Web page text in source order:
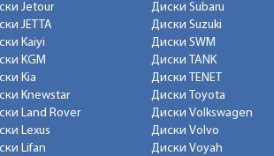
Jetour
JETTA
Kaiyi
KGM
Kia
Knewstar
Land Rover
Lexus
Lifan
Диски Subaru
Диски Suzuki
Диски SWM
Диски TANK
Диски TENET
Диски Toyota
Диски Volkswagen
Диски Volvo
Диски Voyah